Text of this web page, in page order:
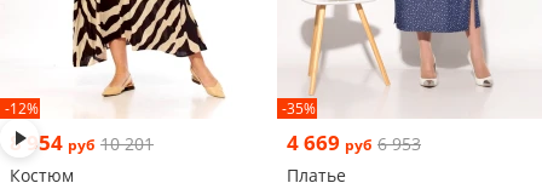
-12%
8 954 руб 10 201
Костюм
-35%
4 669 руб 6 953
Платье